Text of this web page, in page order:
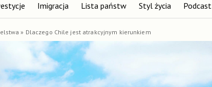
Imigracja Lista państw Styl życia Podcast
» Dlaczego Chile jest atrakcyjnym kierunkiem